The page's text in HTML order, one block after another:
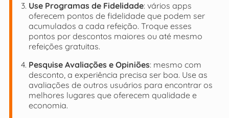
Use Programas de Fidelidade: vários apps
oferecem pontos de fidelidade que podem ser
acumulados a cada refeição. Troque esses
pontos por descontos maiores ou até mesmo
refeições gratuitas.
Pesquise Avaliações e Opiniões: mesmo com
desconto, a experiência precisa ser boa. Use as
avaliações de outros usuários para encontrar os
melhores lugares que oferecem qualidade e
economia.